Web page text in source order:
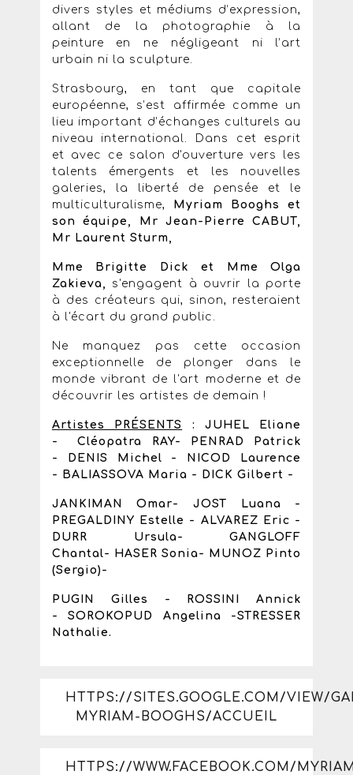
divers styles et médiums d’expression,
allant de la photographie à la
peinture en ne négligeant ni l’art
urbain ni la sculpture.
Strasbourg, en tant que capitale
européenne, s’est affirmée comme un
lieu important d’échanges culturels au
niveau international. Dans cet esprit
et avec ce salon d'ouverture vers les
talents émergents et les nouvelles
galeries, la liberté de pensée et le
multiculturalisme,
Myriam Booghs et
son équipe, Mr Jean-Pierre CABUT,
Mr Laurent Sturm,
Mme Brigitte Dick et Mme Olga
Zakieva, s'engagent à ouvrir la porte
à des créateurs qui, sinon, resteraient
à l'écart du grand public.
Ne manquez pas cette occasion
exceptionnelle de plonger dans le
monde vibrant de l'art moderne et de
découvrir les artistes de demain !
Artistes PRÉSENTS
: JUHEL Eliane
- Cléopatra RAY- PENRAD Patrick
- DENIS Michel - NICOD Laurence
- BALIASSOVA Maria - DICK Gilbert -
JANKIMAN Omar- JOST Luana -
PREGALDINY Estelle - ALVAREZ Eric -
DURR Ursula-GANGLOFF
Chantal- HASER Sonia- MUNOZ Pinto
(Sergio)-
PUGIN Gilles - ROSSINI Annick
-SOROKOPUD Angelina -STRESSER
Nathalie.
HTTPS://SITES.GOOGLE.COM/VIEW/
MYRIAM-BOOGHS/ACCUEIL
HTTPS://WWW.FACEBOOK.COM/